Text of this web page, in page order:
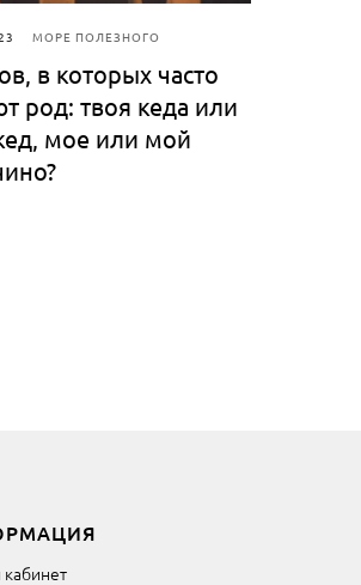
МОРЕ ПОЛЕЗНОГО
в которых часто
род: твоя кеда или
мое или мой